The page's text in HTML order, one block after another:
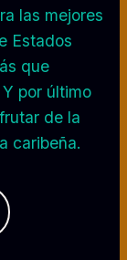
las mejores
Estados
que
por último
de la
caribeña.